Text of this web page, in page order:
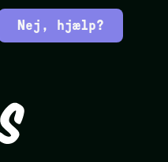
Nej, hjælp?